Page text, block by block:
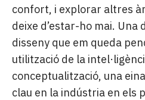
confort, i explorar altres
deixe d’estar-ho mai. Una
disseny que em queda
utilització de la
conceptualització, una
clau en la indústria en els